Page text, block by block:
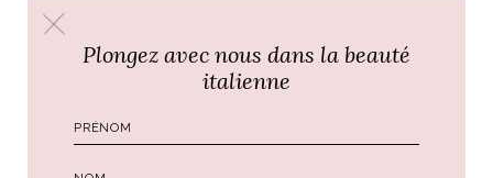
sortie au café (joie d’un vrai espresso pris au soleil), la
récupération de toutes mes fonctions motrices (je conduis,
yeah!), et les 6 Minutes trouvées mercredi pour répondre à
ce moment douloureux où j’ai voulu aller m’acheter un
Plongez avec nous dans la beauté
italienne